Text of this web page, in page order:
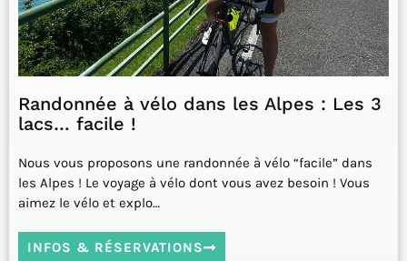
Randonnée à vélo dans les Alpes : Les 3
lacs… facile !
Nous vous proposons une randonnée à vélo “facile” dans
les Alpes ! Le voyage à vélo dont vous avez besoin ! Vous
aimez le vélo et explo…
INFOS & RÉSERVATIONS